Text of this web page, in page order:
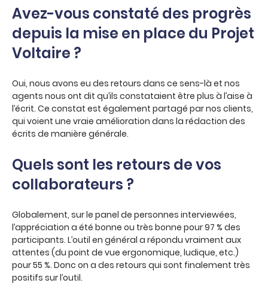
Avez-vous constaté des progrès
depuis la mise en place du Projet
Voltaire ?
Oui, nous avons eu des retours dans ce sens-là et nos
agents nous ont dit qu’ils constataient être plus à l’aise à
l’écrit. Ce constat est également partagé par nos clients,
qui voient une vraie amélioration dans la rédaction des
écrits de manière générale.
Quels sont les retours de vos
collaborateurs ?
Globalement, sur le panel de personnes interviewées,
l’appréciation a été bonne ou très bonne pour 97 % des
participants. L’outil en général a répondu vraiment aux
attentes (du point de vue ergonomique, ludique, etc.)
pour 55 %. Donc on a des retours qui sont finalement très
positifs sur l’outil.